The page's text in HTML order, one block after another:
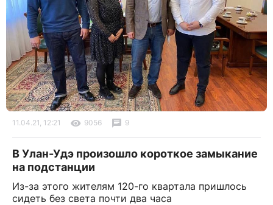
11.04.21, 12:21 9056 9
В Улан-Удэ произошло короткое замыкание
на подстанции
Из-за этого жителям 120-го квартала пришлось
сидеть без света почти два часа